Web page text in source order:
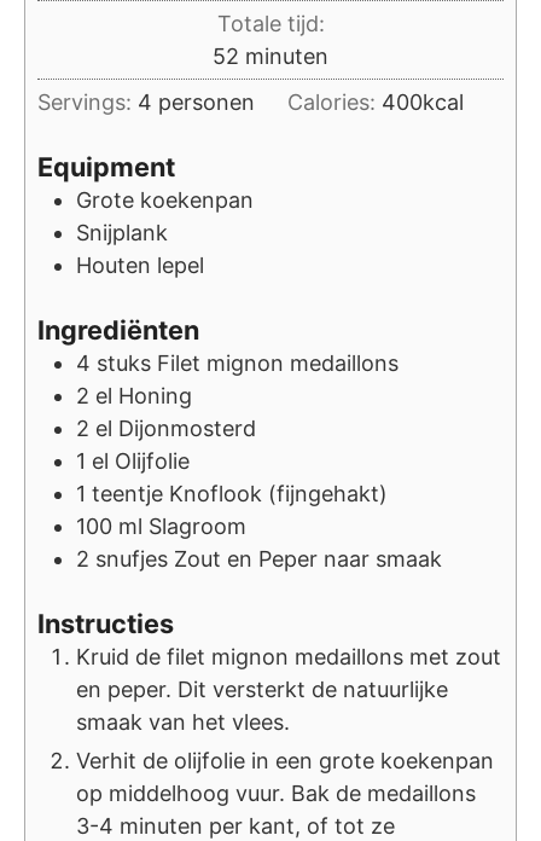
Totale tijd:
52 minuten
minuten
Servings: 4 personen Calories: 400kcal
Equipment
Grote koekenpan
Snijplank
Houten lepel
Ingrediënten
4 stuks Filet mignon medaillons
2 el Honing
2 el Dijonmosterd
1 el Olijfolie
1 teentje Knoflook (fijngehakt)
100 ml Slagroom
2 snufjes Zout en Peper naar smaak
Instructies
Kruid de filet mignon medaillons met zout
en peper. Dit versterkt de natuurlijke
smaak van het vlees.
Verhit de olijfolie in een grote koekenpan
op middelhoog vuur. Bak de medaillons
3-4 minuten per kant, of tot ze